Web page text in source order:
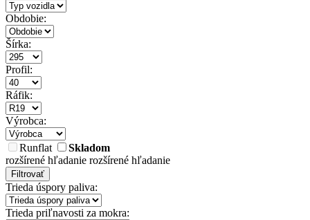
Obdobie:
Šírka:
Profil:
Ráfik:
Výrobca:
Runflat
Skladom
rozšírené hľadanie rozšírené hľadanie
Filtrovať
Trieda úspory paliva:
Trieda priľnavosti za mokra: